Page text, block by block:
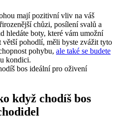
mají ​pozitivní vliv​ na váš
‌chůzi, posílení svalů⁢ a
hledáte boty, které vám umožní
větší pohodlí, měli⁣ byste zvážit tyto‍
pohybu, ale také‌ se⁢ budete
‍kondici.
když ‍chodíš bos